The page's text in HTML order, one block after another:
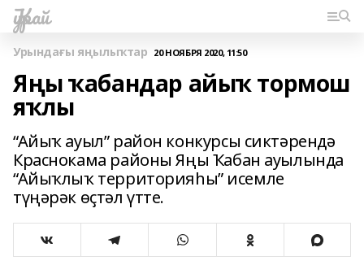
Ҡурай
Урындағы яңылыҡтар 20 НОЯБРЯ 2020, 11:50
Яңы ҡабандар айыҡ тормош
яҡлы
“Айыҡ ауыл” район конкурсы сиктәрендә
Краснокама районы Яңы Ҡабан ауылында
“Айыҡлыҡ территорияһы” исемле
түңәрәк өҫтәл үтте.